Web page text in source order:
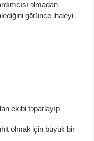
cısı olmadan
görünce ihaleyi
ekibi toparlayıp
olmak için büyük bir